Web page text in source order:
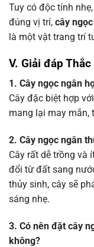
Tuy có độc tính
đúng vị trí, cây
là một vật trang trí
V. Giải đáp
1. Cây ngọc ngân
Cây đặc biệt hợp
mang lại may mắn,
2. Cây ngọc ngân
Cây rất dễ trồng và
đổi từ đất sang
thủy sinh, cây sẽ
sáng nhẹ.
3. Có nên đặt cây
không?